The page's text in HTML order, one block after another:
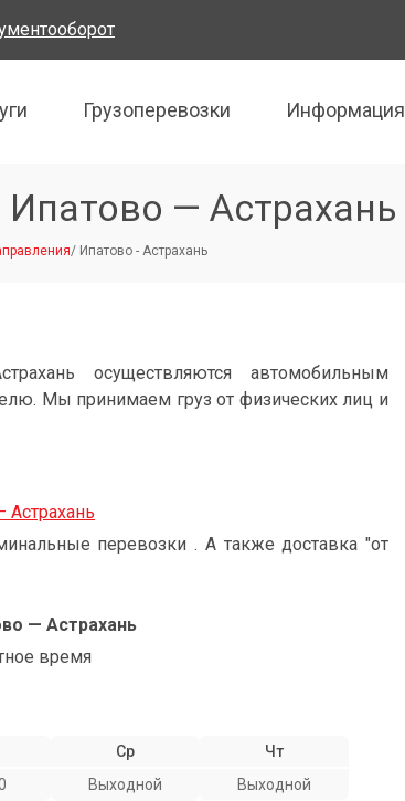
Грузоперевозки Информация
Ипатово — Астрахань
/ Ипатово - Астрахань
осуществляются автомобильным
Мы принимаем груз от физических лиц и
Астрахань
перевозки . А также доставка "от
— Астрахань
время
Ср
Выходной
Чт
Выходной